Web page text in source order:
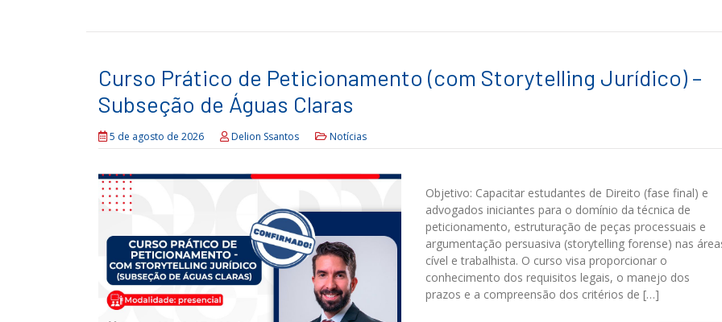
Curso Prático de Peticionamento (com Storytelling Jurídico) –
Subseção de Águas Claras
5 de agosto de 2026 Delion Ssantos Notícias
Objetivo: Capacitar estudantes de Direito (fase final) e
advogados iniciantes para o domínio da técnica de
peticionamento, estruturação de peças processuais e
argumentação persuasiva (storytelling forense) nas
cível e trabalhista. O curso visa proporcionar o
conhecimento dos requisitos legais, o manejo dos
prazos e a compreensão dos critérios de […]